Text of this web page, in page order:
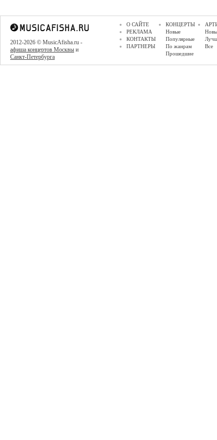
2012-2026 © MusicAfisha.ru -
афиша концертов Москвы и
Санкт-Петербурга
О САЙТЕ
РЕКЛАМА
КОНТАКТЫ
ПАРТНЕРЫ
КОНЦЕРТЫ
Новые
Популярные
По жанрам
Прошедшие
Все